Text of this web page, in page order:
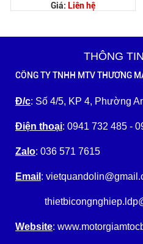
Giá: Liên hệ
THÔNG
CÔNG TY TNHH MTV THƯƠNG
Đ/c: Số 4/5, KP 4, Phường
Điện thoại: 0941 732 485 -
Zalo: 036 571 7615
Email :
Website: